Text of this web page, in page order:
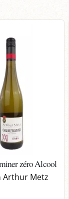
zéro Alcool
Arthur Metz